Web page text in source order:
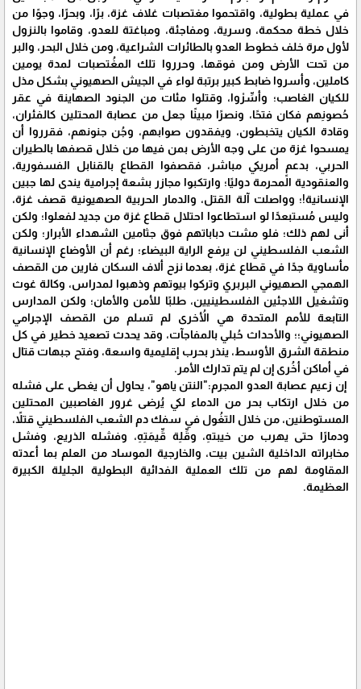
في عملية بطولية، واقتحموا مغتصبات غلاف غزة، برًا، وبحرًا، وجوًا من
خلال خطة محكمة، وسرية، ومفاجئة، ومباغتة للعدو، وقاموا بالنزول
لأول مرة خلف خطوط العدو بالطائرات الشراعية، ومن خلال البحر، والبر
من تحت الأرض ومن فوقها، وحرروا تلك المغُتصبات لمدة يومين
كاملين، وأسروا ضابط كبير برتبة لواء في الجيش الصهيوني بشكل مذل
للكيان الغاصب؛ وأسِّرْوا، وقتلوا مئات من الجنود الصهاينة في عقر
حُصونِهم فكان فتحًا، ونصرًا مبينًا جعل من عصابة المحتلين كالفئران،
وقادة الكيان يتخبطون، ويفقدون صوابهم، وجُن جنونهم، فقرروا أن
يمسحوا غزة من على وجه الأرض بمن فيها من خلال قصفها بالطيران
الحربي، بدعمٍ أمريكي مباشر، فقصفوا القطاع بالقنابل الفسفورية،
والعنقودية المحرمة دوليًا؛ وارتكبوا مجازر بشعة إجرامية يندى لها جبين
الإنسانية!؛ وواصلت آلة القتل، والدمار الحربية الصهيونية قصف غزة،
وليس مُستبعدًا لو استطاعوا احتلال قطاع غزة من جديد لفعلوا؛ ولكن
أنى لهم ذلك؛ فلو مشت دباباتهم فوق جثامين الشهداء الأبرار؛ ولكن
الشعب الفلسطيني لن يرفع الراية البيضاء؛ رغم أن الأوضاع الإنسانية
مأساوية جدًا في قطاع غزة، بعدما نزح ألاف السكان فارين من القصف
الهمجي الصهيوني البربري وتركوا بيوتهم وذهبوا لمدراس، وكالة غوث
وتشغيل اللاجئين الفلسطينيين، طلبًا للأمن والأمان؛ ولكن المدارس
التابعة للأمم المتحدة هي الأُخرى لم تسلم من القصف الإجرامي
الصهيوني؛؛ والأحداث حُبلي بالمفاجآت، وقد يحدث تصعيد خطير في كل
منطقة الشرق الأوسط، ينذر بحرب إقليمية واسعة، وفتح جبهات قتال
في أماكن أخُرى إن لم يتم تدارك الأمر.
إن زعيم عصابة العدو المجرم:"النتن ياهو"، يحاول أن يغطى على فشله
من خلال ارتكاب بحر من الدماء لكي يُرضى غرور الغاصبين المحتلين
المستوطنين، من خلال التغُول في سفك دم الشعب الفلسطيني قتلاً،
ودمارًا حتى يهرب من خيبتهِ، وقِّلِة قِّيمَتِهِ، وفشله الذريع، وفشل
مخابراته الداخلية الشين بيت، والخارجية الموساد من العلم بما أعدته
المقاومة لهم من تلك العملية الفدائية البطولية الجليلة الكبيرة
العظيمة.